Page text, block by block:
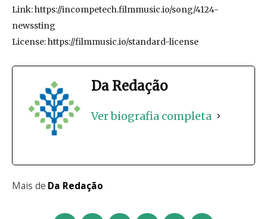
Link: https://incompetech.filmmusic.io/song/4124-
newssting
License: https://filmmusic.io/standard-license
Da Redação
Ver biografia completa
Mais de Da Redação